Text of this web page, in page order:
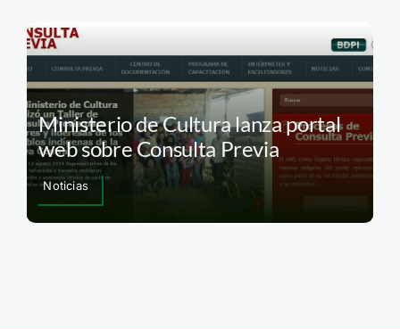
Ministerio de Cultura lanza portal
web sobre Consulta Previa
Noticias